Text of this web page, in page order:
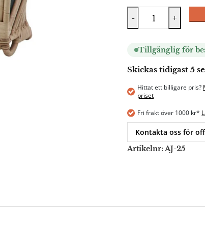
- +
Tillgänglig för
Skickas tidigast 5
Hittat ett billigare pris?
priset
Fri frakt över 1000 kr*
Kontakta oss för
Artikelnr:AJ-25